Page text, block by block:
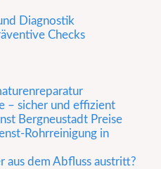
Diagnostik
Checks
– sicher und effizient
Bergneustadt Preise
Rohrreinigung in
aus dem Abfluss austritt?